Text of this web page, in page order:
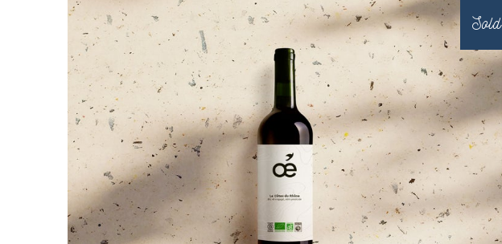
Hygiène
Légumineuses
Librairie – Papeterie
Nos drôles
Nos quatre pattes
Petit déjeuner
Sans gluten
Sucres
Zéro déchets
Petit déjeuner
Sans gluten
Sucres
Zéro déchets
Sold